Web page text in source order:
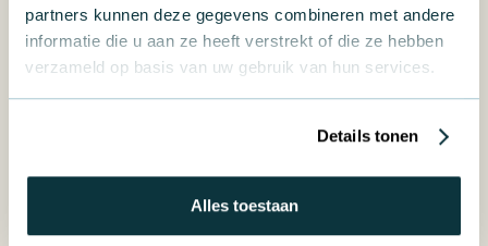
partners kunnen deze gegevens combineren met andere
informatie die u aan ze heeft verstrekt of die ze hebben
verzameld op basis van uw gebruik van hun services.
Details tonen
Alles toestaan
Naam AanbiederDoel
Maximale
__cf_bm Calendly
Vimeo
Deze cookie
wordt gebruikt
om onderscheid
te maken
1 dag